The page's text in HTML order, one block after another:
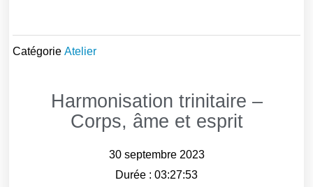
Catégorie Atelier
Harmonisation trinitaire –
Corps, âme et esprit
30 septembre 2023
Durée : 03:27:53